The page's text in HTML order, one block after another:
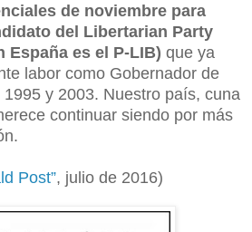
de noviembre para
del Libertarian Party
España es el P-LIB) que ya
labor como Gobernador de
y 2003. Nuestro país, cuna
continuar siendo por más
Post”, julio de 2016)